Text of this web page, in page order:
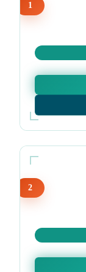
1
2